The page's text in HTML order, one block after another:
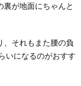
が地面にちゃんと
、それもまた腰の負
いになるのがおすす